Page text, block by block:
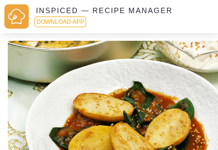
INSPICED — RECIPE MANAGER
DOWNLOAD APP